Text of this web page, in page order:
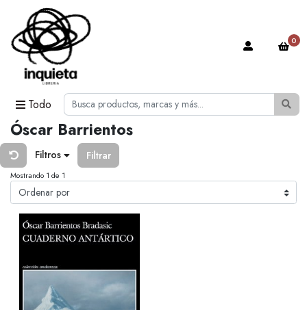
Todo
0
Óscar Barrientos
Filtros Filtrar
Mostrando 1 de 1